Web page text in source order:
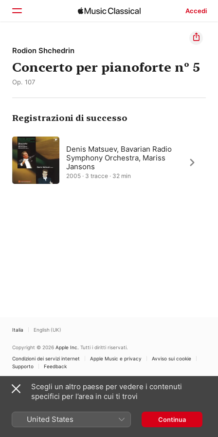
Accedi
Home
Scopri
Rodion Shchedrin
Concerto per pianoforte nº 5
Op. 107
Registrazioni di successo
Denis Matsuev, Bavarian Radio
Symphony Orchestra, Mariss
Jansons
2005 · 3 tracce · 32 min
Italia English (UK)
Copyright © 2026 Apple Inc. Tutti i diritti riservati.
Condizioni dei servizi internet
Apple Music e privacy
Avviso sui cookie
Supporto
Feedback
Scegli un altro paese per vedere i contenuti
specifici per l’area in cui ti trovi
United States Continua